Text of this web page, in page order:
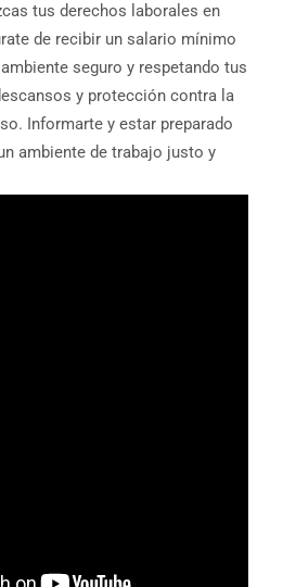
tus derechos laborales en
de recibir un salario mínimo
seguro y respetando tus
y protección contra la
Informarte y estar preparado
ambiente de trabajo justo y